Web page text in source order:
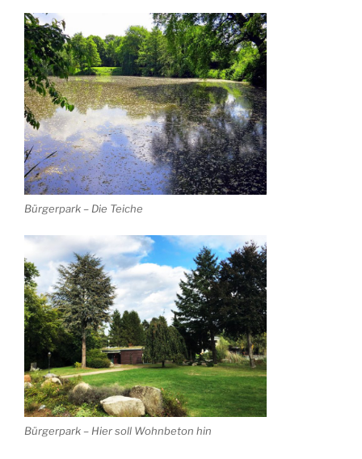
Bürgerpark – Die Teiche
Bürgerpark – Hier soll Wohnbeton hin